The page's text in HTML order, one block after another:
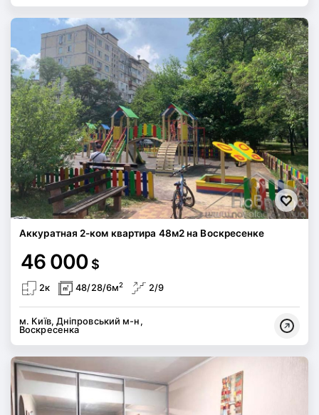
Аккуратная 2-ком квартира 48м2 на Воскресенке
46 000 $
2к 48/28/6м2 2/9
м. Київ, Дніпровський м-н,
Воскресенка